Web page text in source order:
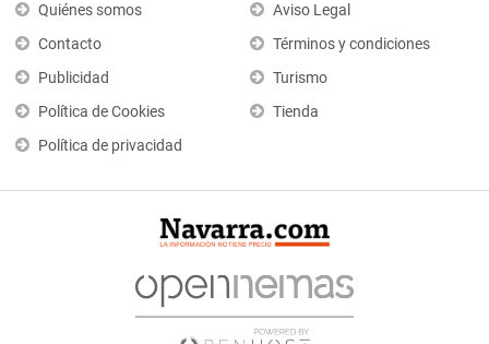
Quiénes somos
Contacto
Publicidad
Política de Cookies
Política de privacidad
Aviso Legal
Términos y condiciones
Turismo
Tienda